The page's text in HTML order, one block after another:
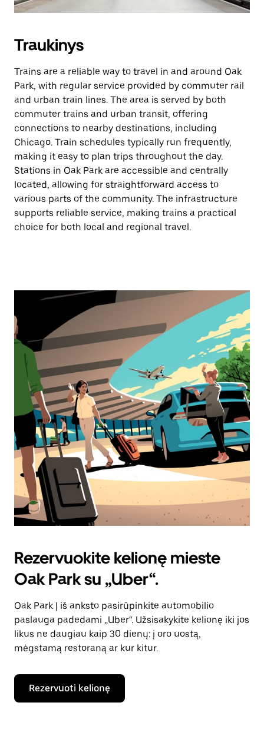
Traukinys
Trains are a reliable way to travel in and around Oak
Park, with regular service provided by commuter rail
and urban train lines. The area is served by both
commuter trains and urban transit, offering
connections to nearby destinations, including
Chicago. Train schedules typically run frequently,
making it easy to plan trips throughout the day.
Stations in Oak Park are accessible and centrally
located, allowing for straightforward access to
various parts of the community. The infrastructure
supports reliable service, making trains a practical
choice for both local and regional travel.
Rezervuokite kelionę mieste
Oak Park su „Uber“.
Oak Park | iš anksto pasirūpinkite automobilio
paslauga padedami „Uber“. Užsisakykite kelionę iki jos
likus ne daugiau kaip 30 dienų: į oro uostą,
mėgstamą restoraną ar kur kitur.
Rezervuoti kelionę